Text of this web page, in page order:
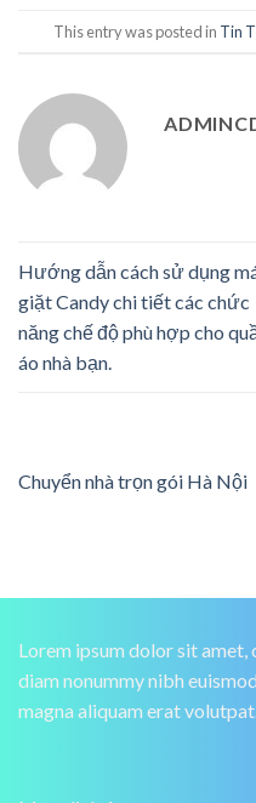
This entry was posted in Tin
Hướng dẫn cách sử dụng
giặt Candy chi tiết các chức
năng chế độ phù hợp cho
áo nhà bạn.
Chuyển nhà trọn gói Hà Nội
Lorem ipsum dolor sit
diam nonummy nibh
magna aliquam erat volutpat.